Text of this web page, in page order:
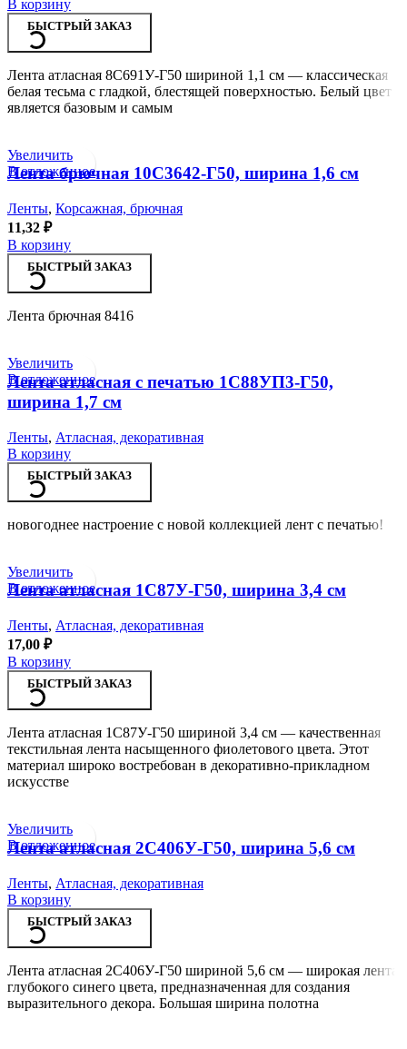
В корзину
БЫСТРЫЙ ЗАКАЗ
Лента атласная 8С691У-Г50 шириной 1,1 см — классическая
белая тесьма с гладкой, блестящей поверхностью. Белый цвет
является базовым и самым
Увеличить
В отложенное
Лента брючная 10С3642-Г50, ширина 1,6 см
Ленты, Корсажная, брючная
11,32 ₽
В корзину
БЫСТРЫЙ ЗАКАЗ
Лента брючная 8416
Увеличить
В отложенное
Лента атласная с печатью 1С88УП3-Г50,
ширина 1,7 см
Ленты, Атласная, декоративная
В корзину
БЫСТРЫЙ ЗАКАЗ
новогоднее настроение с новой коллекцией лент с печатью!
Увеличить
В отложенное
Лента атласная 1С87У-Г50, ширина 3,4 см
Ленты, Атласная, декоративная
17,00 ₽
В корзину
БЫСТРЫЙ ЗАКАЗ
Лента атласная 1С87У-Г50 шириной 3,4 см — качественная
текстильная лента насыщенного фиолетового цвета. Этот
материал широко востребован в декоративно-прикладном
искусстве
Увеличить
В отложенное
Лента атласная 2С406У-Г50, ширина 5,6 см
Ленты, Атласная, декоративная
В корзину
БЫСТРЫЙ ЗАКАЗ
Лента атласная 2С406У-Г50 шириной 5,6 см — широкая лента
глубокого синего цвета, предназначенная для создания
выразительного декора. Большая ширина полотна